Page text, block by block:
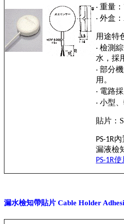
‧ 重量
‧ 外盒
用途特
‧ 檢測
水，採
‧ 部分
用。
‧ 電路
‧ 小型
貼片：
PS-1R內
漏液檢
PS-1R使
漏水檢知帶貼片 Cable Holder